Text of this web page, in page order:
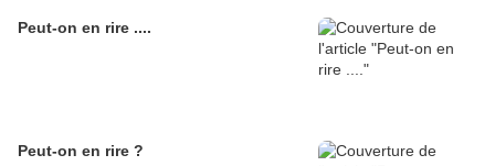
Peut-on en rire ....
Peut-on en rire ?